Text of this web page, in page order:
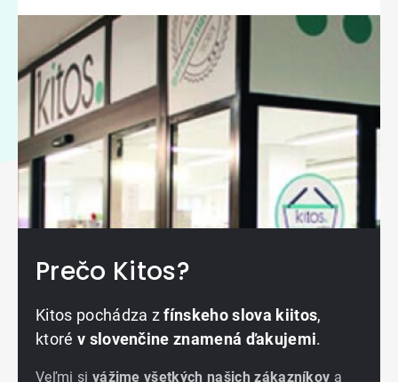
Prečo Kitos?
Kitos pochádza zfínskeho slova kiitos,
ktoré v slovenčine znamená ďakujemi.
Veľmi si vážime všetkých našich zákazníkov a